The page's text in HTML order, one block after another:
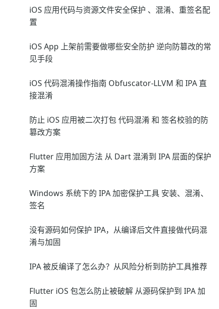
iOS 应用代码与资源文件安全保护 、混淆、重签名配
置
iOS App 上架前需要做哪些安全防护 逆向防篡改的常
见手段
iOS 代码混淆操作指南 Obfuscator-LLVM 和 IPA 直
接混淆
防止 iOS 应用被二次打包 代码混淆 和 签名校验的防
篡改方案
Flutter 应用加固方法 从 Dart 混淆到 IPA 层面的保护
方案
Windows 系统下的 IPA 加密保护工具 安装、混淆、
签名
没有源码如何保护 IPA，从编译后文件直接做代码混
淆与加固
IPA 被反编译了怎么办？从风险分析到防护工具推荐
Flutter iOS 包怎么防止被破解 从源码保护到 IPA 加
固